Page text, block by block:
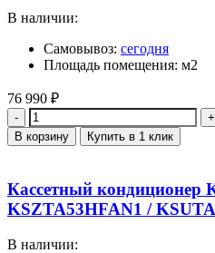
В наличии:
Самовывоз: сегодня
Площадь помещения: м2
76 990 ₽
Количество
В корзину Купить в 1 клик
Кассетный кондиционер
KSZTA53HFAN1 /
В наличии: